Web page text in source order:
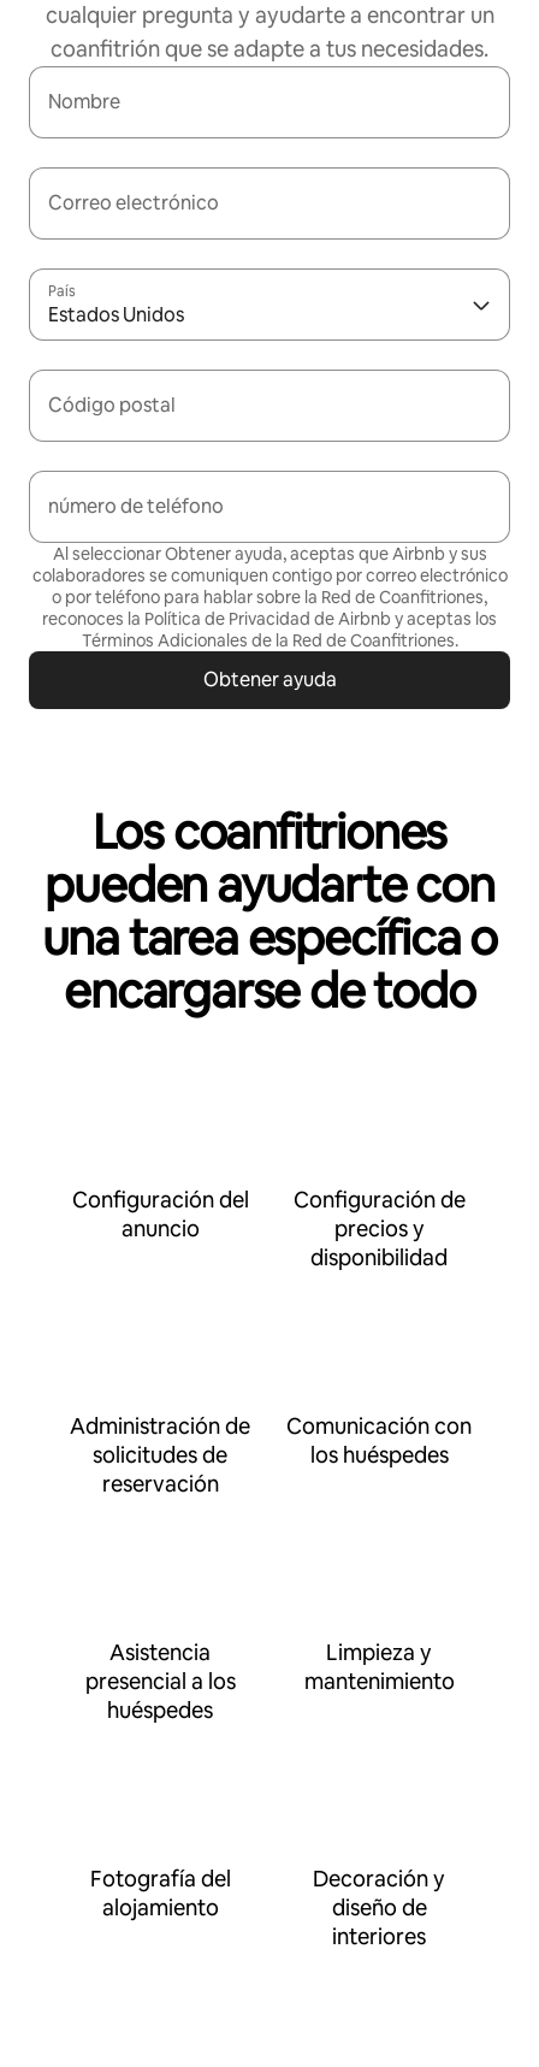
cualquier pregunta y ayudarte a encontrar un
coanfitrión que se adapte a tus necesidades.
Nombre
Correo electrónico
País
Estados Unidos
Código postal
número de teléfono
Al seleccionar Obtener ayuda, aceptas que Airbnb y sus
colaboradores se comuniquen contigo por correo electrónico
o por teléfono para hablar sobre la Red de Coanfitriones,
reconoces la Política de Privacidad de Airbnb y aceptas los
Términos Adicionales de la Red de Coanfitriones.
Obtener ayuda
Los coanfitriones
pueden ayudarte con
una tarea específica o
encargarse de todo
Configuración del
anuncio
Configuración de
precios y
disponibilidad
Administración de
solicitudes de
reservación
Comunicación con
los huéspedes
Asistencia
presencial a los
huéspedes
Limpieza y
mantenimiento
Fotografía del
alojamiento
Decoración y
diseño de
interiores